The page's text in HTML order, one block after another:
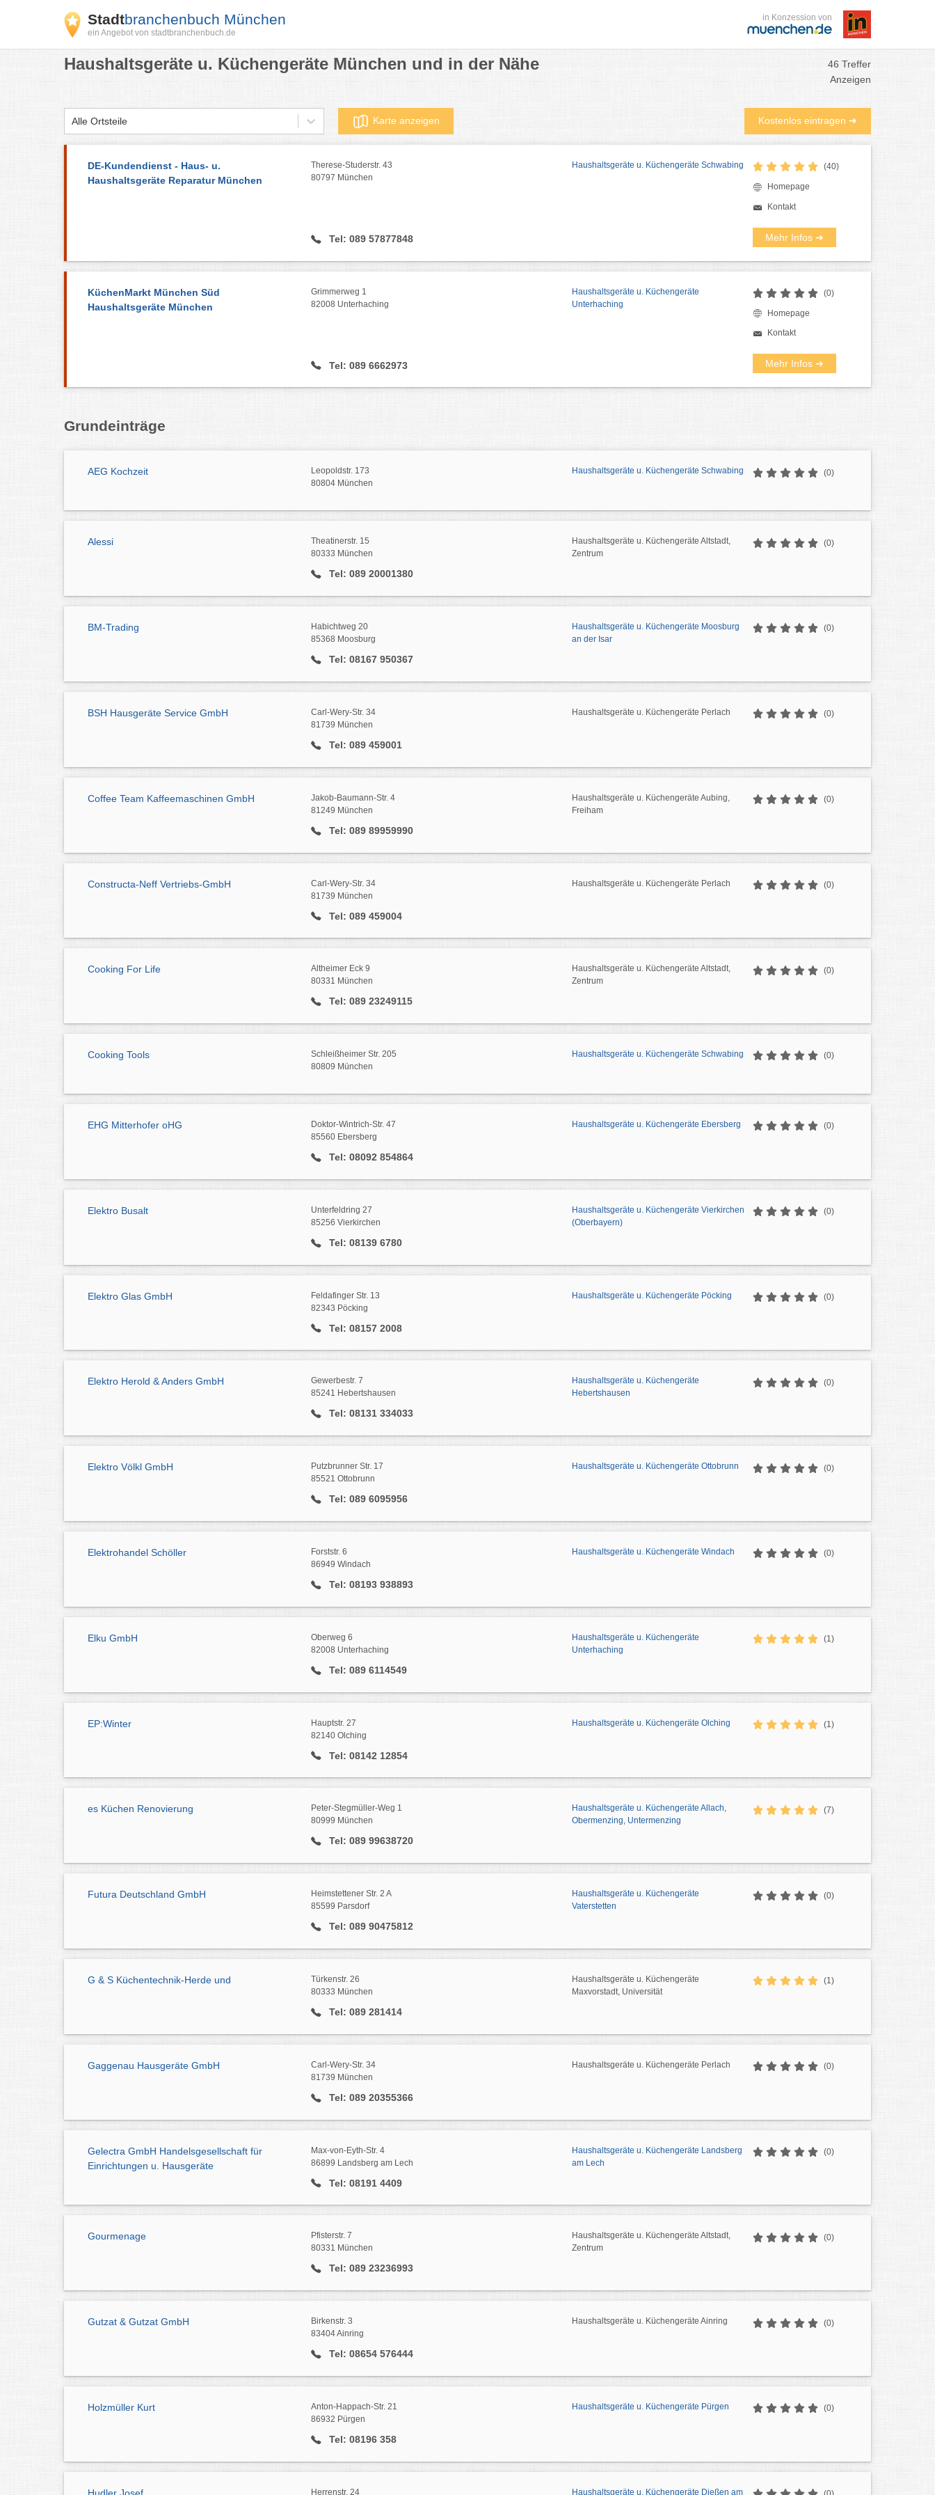
Stadtbranchenbuch München
ein Angebot von stadtbranchenbuch.de
in Konzession von
Haushaltsgeräte u. Küchengeräte München und in der Nähe
46 Treffer
Anzeigen
Alle Ortsteile Karte anzeigen Kostenlos eintragen ➜
DE-Kundendienst - Haus- u.
Haushaltsgeräte Reparatur München
Therese-Studerstr. 43
80797 München
Tel: 089 57877848
Haushaltsgeräte u. Küchengeräte Schwabing (40)
Homepage
Kontakt
Mehr Infos ➜
KüchenMarkt München Süd
Haushaltsgeräte München
Grimmerweg 1
82008 Unterhaching
Tel: 089 6662973
Haushaltsgeräte u. Küchengeräte
Unterhaching
(0)
Homepage
Kontakt
Mehr Infos ➜
Grundeinträge
AEG Kochzeit
Leopoldstr. 173
80804 München
Haushaltsgeräte u. Küchengeräte Schwabing (0)
Alessi
Theatinerstr. 15
80333 München
Tel: 089 20001380
Haushaltsgeräte u. Küchengeräte Altstadt,
Zentrum
(0)
BM-Trading
Habichtweg 20
85368 Moosburg
Tel: 08167 950367
Haushaltsgeräte u. Küchengeräte Moosburg
an der Isar
(0)
BSH Hausgeräte Service GmbH
Carl-Wery-Str. 34
81739 München
Tel: 089 459001
Haushaltsgeräte u. Küchengeräte Perlach (0)
Coffee Team Kaffeemaschinen GmbH
Jakob-Baumann-Str. 4
81249 München
Tel: 089 89959990
Haushaltsgeräte u. Küchengeräte Aubing,
Freiham
(0)
Constructa-Neff Vertriebs-GmbH
Carl-Wery-Str. 34
81739 München
Tel: 089 459004
Haushaltsgeräte u. Küchengeräte Perlach (0)
Cooking For Life
Altheimer Eck 9
80331 München
Tel: 089 23249115
Haushaltsgeräte u. Küchengeräte Altstadt,
Zentrum
(0)
Cooking Tools
Schleißheimer Str. 205
80809 München
Haushaltsgeräte u. Küchengeräte Schwabing (0)
EHG Mitterhofer oHG
Doktor-Wintrich-Str. 47
85560 Ebersberg
Tel: 08092 854864
Haushaltsgeräte u. Küchengeräte Ebersberg (0)
Elektro Busalt
Unterfeldring 27
85256 Vierkirchen
Tel: 08139 6780
Haushaltsgeräte u. Küchengeräte Vierkirchen
(Oberbayern)
(0)
Elektro Glas GmbH
Feldafinger Str. 13
82343 Pöcking
Tel: 08157 2008
Haushaltsgeräte u. Küchengeräte Pöcking (0)
Elektro Herold & Anders GmbH
Gewerbestr. 7
85241 Hebertshausen
Tel: 08131 334033
Haushaltsgeräte u. Küchengeräte
Hebertshausen
(0)
Elektro Völkl GmbH
Putzbrunner Str. 17
85521 Ottobrunn
Tel: 089 6095956
Haushaltsgeräte u. Küchengeräte Ottobrunn (0)
Elektrohandel Schöller
Forststr. 6
86949 Windach
Tel: 08193 938893
Haushaltsgeräte u. Küchengeräte Windach (0)
Elku GmbH
Oberweg 6
82008 Unterhaching
Tel: 089 6114549
Haushaltsgeräte u. Küchengeräte
Unterhaching
(1)
EP:Winter
Hauptstr. 27
82140 Olching
Tel: 08142 12854
Haushaltsgeräte u. Küchengeräte Olching (1)
es Küchen Renovierung
Peter-Stegmüller-Weg 1
80999 München
Tel: 089 99638720
Haushaltsgeräte u. Küchengeräte Allach,
Obermenzing, Untermenzing
(7)
Futura Deutschland GmbH
Heimstettener Str. 2 A
85599 Parsdorf
Tel: 089 90475812
Haushaltsgeräte u. Küchengeräte
Vaterstetten
(0)
G & S Küchentechnik-Herde und
Türkenstr. 26
80333 München
Tel: 089 281414
Haushaltsgeräte u. Küchengeräte
Maxvorstadt, Universität
(1)
Gaggenau Hausgeräte GmbH
Carl-Wery-Str. 34
81739 München
Tel: 089 20355366
Haushaltsgeräte u. Küchengeräte Perlach (0)
Gelectra GmbH Handelsgesellschaft für
Einrichtungen u. Hausgeräte
Max-von-Eyth-Str. 4
86899 Landsberg am Lech
Tel: 08191 4409
Haushaltsgeräte u. Küchengeräte Landsberg
am Lech
(0)
Gourmenage
Pfisterstr. 7
80331 München
Tel: 089 23236993
Haushaltsgeräte u. Küchengeräte Altstadt,
Zentrum
(0)
Gutzat & Gutzat GmbH
Birkenstr. 3
83404 Ainring
Tel: 08654 576444
Haushaltsgeräte u. Küchengeräte Ainring (0)
Holzmüller Kurt
Anton-Happach-Str. 21
86932 Pürgen
Tel: 08196 358
Haushaltsgeräte u. Küchengeräte Pürgen (0)
Herrenstr. 24 Haushaltsgeräte u. Küchengeräte Dießen am